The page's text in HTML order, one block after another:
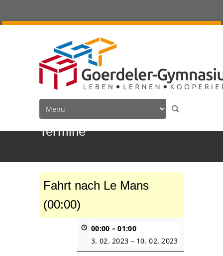
Termine
Fahrt nach Le Mans
(00:00)
00:00 –01:00
3. 02. 2023 – 10. 02. 2023